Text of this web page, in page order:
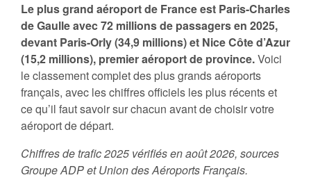
Le plus grand aéroport de France est Paris-Charles
de Gaulle avec 72 millions de passagers en 2025,
devant Paris-Orly (34,9 millions) et Nice Côte d’Azur
(15,2 millions), premier aéroport de province.Voici
le classement complet des plus grands aéroports
français, avec les chiffres officiels les plus récents et
ce qu’il faut savoir sur chacun avant de choisir votre
aéroport de départ.
Chiffres de trafic 2025 vérifiés en août 2026, sources
Groupe ADP et Union des Aéroports Français.